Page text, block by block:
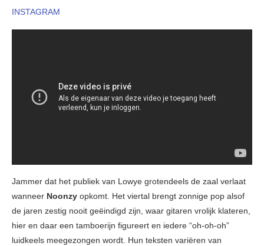
INSTAGRAM
Jammer dat het publiek van Lowye grotendeels de zaal verlaat
wanneer Noonzy opkomt. Het viertal brengt zonnige pop alsof
de jaren zestig nooit geëindigd zijn, waar gitaren vrolijk klateren,
hier en daar een tamboerijn figureert en iedere “oh-oh-oh”
luidkeels meegezongen wordt. Hun teksten variëren van